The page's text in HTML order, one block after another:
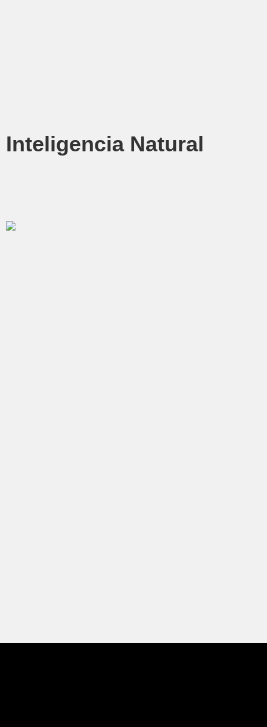
Inteligencia Natural